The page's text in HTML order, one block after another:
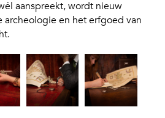
aanspreekt, wordt nieuw
en het erfgoed van